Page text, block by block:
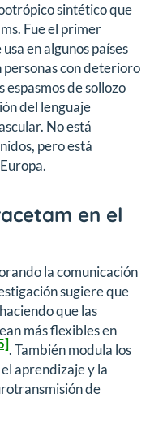
sintético que
Fue el primer
en algunos países
con deterioro
de sollozo
del lenguaje
No está
pero está
en el
la comunicación
sugiere que
que las
más flexibles en
. También modula los
aprendizaje y la
de